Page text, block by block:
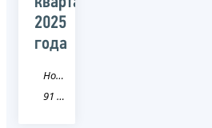
2025
года
Новость
91 Республика Крым